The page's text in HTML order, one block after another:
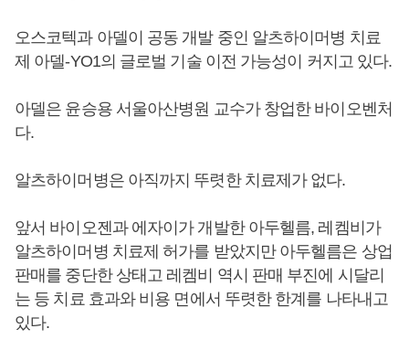
오스코텍과 아델이 공동 개발 중인 알츠하이머병 치료
제 아델-YO1의 글로벌 기술 이전 가능성이 커지고 있다.
아델은 윤승용 서울아산병원 교수가 창업한 바이오벤처
다.
알츠하이머병은 아직까지 뚜렷한 치료제가 없다.
앞서 바이오젠과 에자이가 개발한 아두헬름, 레켐비가
알츠하이머병 치료제 허가를 받았지만 아두헬름은 상업
판매를 중단한 상태고 레켐비 역시 판매 부진에 시달리
는 등 치료 효과와 비용 면에서 뚜렷한 한계를 나타내고
있다.